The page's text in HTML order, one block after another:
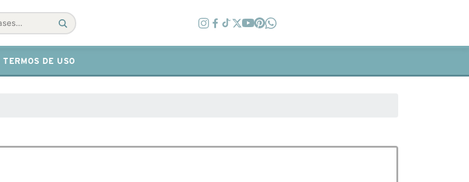
TERMOS DE USO